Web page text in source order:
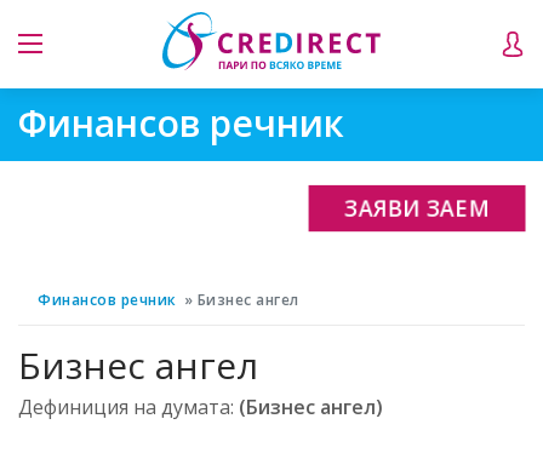
Финансов речник
ЗАЯВИ ЗАЕМ
Финансов речник Бизнес ангел
Бизнес ангел
Дефиниция на думата: (Бизнес ангел)